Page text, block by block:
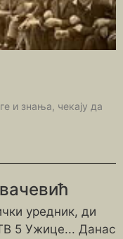
и знања, чекају да
уредник, ди
5 Ужице... Данас